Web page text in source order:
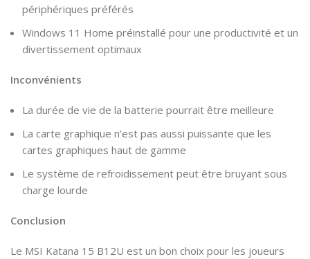
périphériques préférés
Windows 11 Home préinstallé pour une productivité et un
divertissement optimaux
Inconvénients
La durée de vie de la batterie pourrait être meilleure
La carte graphique n’est pas aussi puissante que les
cartes graphiques haut de gamme
Le système de refroidissement peut être bruyant sous
charge lourde
Conclusion
Le MSI Katana 15 B12U est un bon choix pour les joueurs